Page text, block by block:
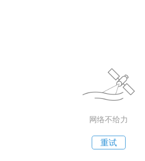
网络不给力
重试